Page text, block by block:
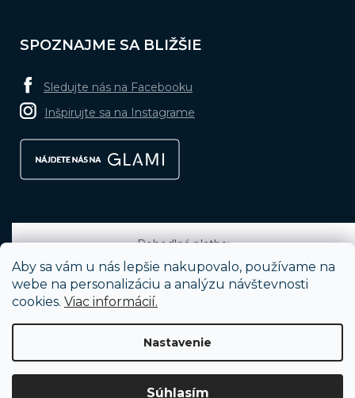
Aby sa vám u nás lepšie nakupovalo, používame na
webe na personalizáciu a analýzu návštevnosti
cookies. Viac informácií.
Nastavenie
Súhlasím
SPOZNAJME SA BLIŽŠIE
Sledujte nás na Facebooku
Inšpirujte sa na Instagrame
Pohodlná platba:
Vytvoril Shoptet